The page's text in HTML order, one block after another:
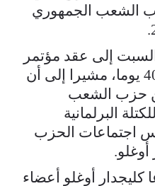
الشعب الجمهوري
السبت إلى عقد مؤتمر
جديد للحزب في غضون 40 يوما، مشيرا إلى أن
نائبا من حزب الشعب
البرلمانية
اجتماعات الحزب
أوغلو.
كليجدار أوغلو أعضاء